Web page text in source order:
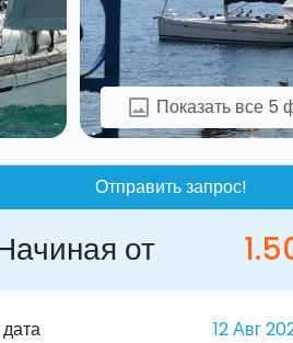
image Показать все 5
Отправить запрос!
от
дата